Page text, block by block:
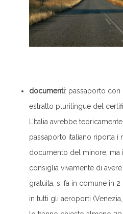
documenti: passaporto con
estratto plurilingue del
L’Italia avrebbe
passaporto italiano riporta i
documento del minore, ma
consiglia vivamente di
gratuita, si fa in comune in
in tutti gli aeroporti